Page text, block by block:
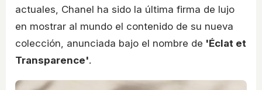
actuales, Chanel ha sido la última firma de lujo
en mostrar al mundo el contenido de su nueva
colección, anunciada bajo el nombre de 'Éclat et
Transparence'.